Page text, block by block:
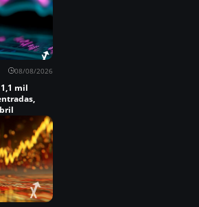
08/08/2026
mil